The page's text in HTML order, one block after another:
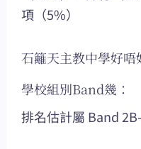
項（5%）
石籬天主教中學好唔
學校組別Band幾：
排名估計屬 Band